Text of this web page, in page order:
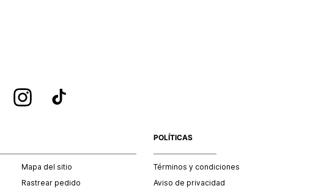
Mapa del sitio
Rastrear pedido
POLÍTICAS
Términos y condiciones
Aviso de privacidad